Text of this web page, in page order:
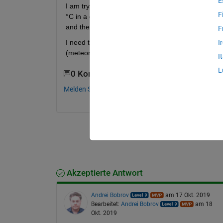
I am trying to extract the freez-thaw cycles in a
°C in a day and thawing when temperature rises
and then retime the time table based on it.
I need to find the days with mean temperature
(meteorological data file in attachment.)
0 Kommentare
Melden Sie sich an, um zu kommentieren.
Akzeptierte Antwort
Andrei Bobrov
am 17 Okt. 2019
Bearbeitet: Andrei Bobrov
am 18
Okt. 2019